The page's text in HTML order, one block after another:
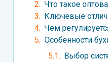
Что такое
Ключевые
Чем
Особенности
Выбор